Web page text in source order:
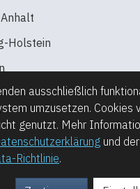
ausschließlich
umzusetzen. Cookies
genutzt. Mehr
und der
Richtlinie.
Holstein
2026 Alumni am Treptow-
Impressum Datenschutz